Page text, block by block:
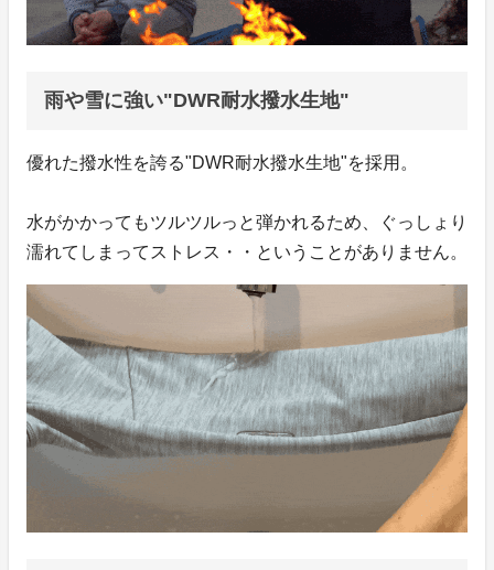
雨や雪に強い"DWR耐水撥水生地"
優れた撥水性を誇る"DWR耐水撥水生地"を採用。
水がかかってもツルツルっと弾かれるため、ぐっしょり
濡れてしまってストレス・・ということがありません。